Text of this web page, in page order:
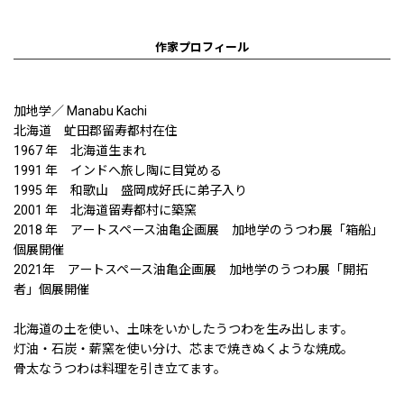
作家プロフィール
加地学／ Manabu Kachi
北海道 虻田郡留寿都村在住
1967 年 北海道生まれ
1991 年 インドへ旅し陶に目覚める
1995 年 和歌山 盛岡成好氏に弟子入り
2001 年 北海道留寿都村に築窯
2018 年 アートスペース油亀企画展 加地学のうつわ展「箱船」
個展開催
2021年 アートスペース油亀企画展 加地学のうつわ展「開拓
者」個展開催
北海道の土を使い、土味をいかしたうつわを生み出します。
灯油・石炭・薪窯を使い分け、芯まで焼きぬくような焼成。
骨太なうつわは料理を引き立てます。